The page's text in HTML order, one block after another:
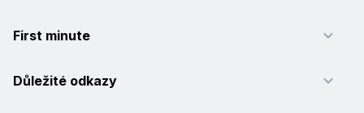
First minute
Důležité odkazy